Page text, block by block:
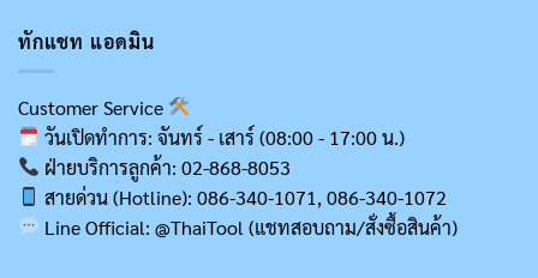
ทักแชท แอดมิน
Customer Service
วันเปิดทำการ: จันทร์ - เสาร์ (08:00 - 17:00 น.)
ฝ่ายบริการลูกค้า: 02-868-8053
สายด่วน (Hotline): 086-340-1071, 086-340-1072
Line Official: @ThaiTool (แชทสอบถาม/สั่งซื้อสินค้า)